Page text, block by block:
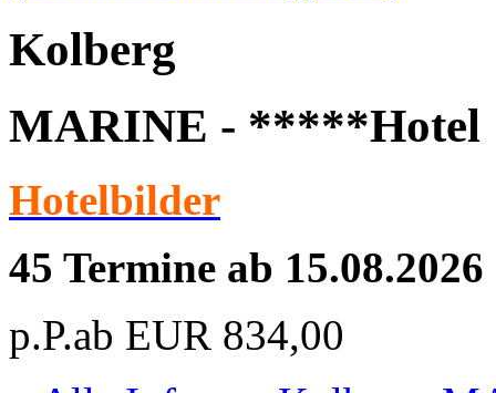
Kolberg
MARINE - *****Hotel
Hotelbilder
45 Termine ab 15.08.2026
p.P.ab EUR 834,00